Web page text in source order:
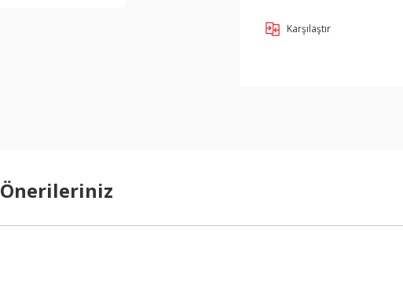
Karşılaştır
Önerileriniz